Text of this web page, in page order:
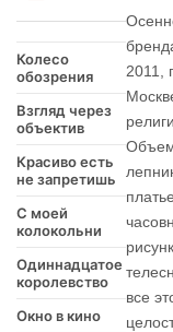
Колесо
обозрения
Взгляд через
объектив
Красиво есть
не запретишь
С моей
колокольни
Одиннадцатое
королевство
Окно в кино
2011,
все